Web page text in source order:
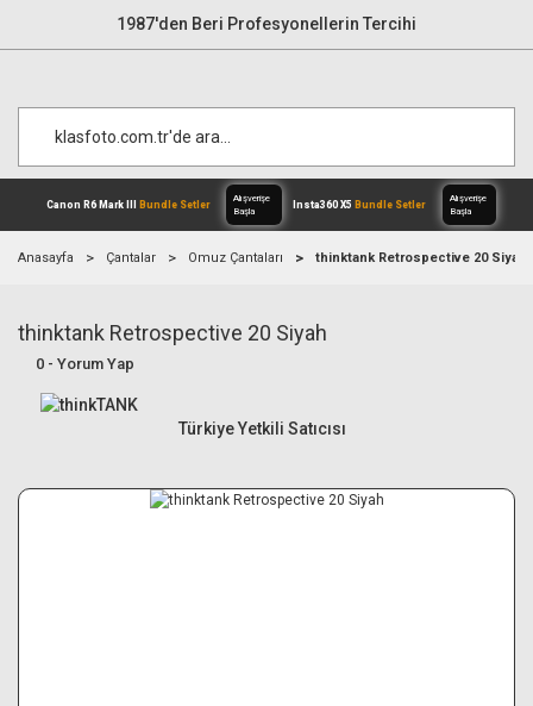
1987'den Beri Profesyonellerin Tercihi
Canon R6 Mark IIIBundle Setler
Anasayfa Çantalar Omuz Çantaları thinktank Retrospective 20 Siyah
thinktank Retrospective 20 Siyah
0 - Yorum Yap
Türkiye Yetkili Satıcısı